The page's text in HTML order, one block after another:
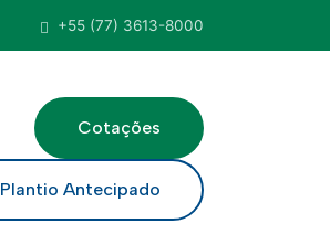
+55 (77) 3613-8000
Cotações
Plantio Antecipado